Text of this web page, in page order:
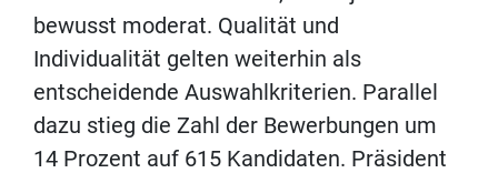
bewusst moderat. Qualität und
Individualität gelten weiterhin als
entscheidende Auswahlkriterien. Parallel
dazu stieg die Zahl der Bewerbungen um
14 Prozent auf 615 Kandidaten. Präsident